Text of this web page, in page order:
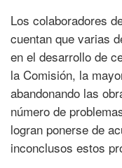
Los colaboradores
cuentan que varias
en el desarrollo de
la Comisión, la
abandonando las
número de
logran ponerse de
inconclusos estos